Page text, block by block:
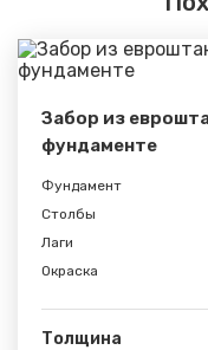
Забор из
фундаменте
Фундамент
Столбы
Лаги
Окраска
Толщина